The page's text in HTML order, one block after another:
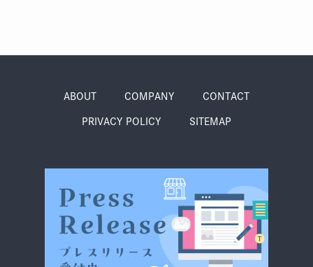
ABOUT COMPANY CONTACT
PRIVACY POLICY SITEMAP